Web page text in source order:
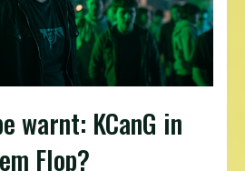
warnt: KCanG in
Flop?